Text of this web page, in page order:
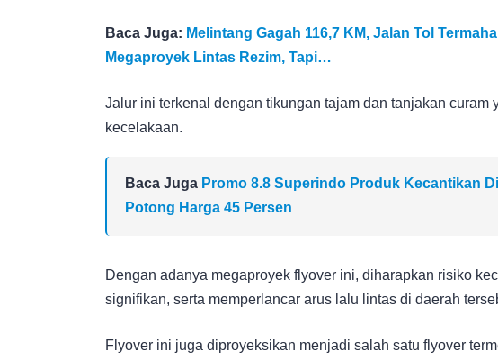
Baca Juga: Melintang Gagah 116,7 KM, Jalan Tol
Megaproyek Lintas Rezim, Tapi…
Jalur ini terkenal dengan tikungan tajam dan tanjakan curam
kecelakaan.
Baca Juga Promo 8.8 Superindo Produk Kecantikan
Potong Harga 45 Persen
Dengan adanya megaproyek flyover ini, diharapkan risiko
signifikan, serta memperlancar arus lalu lintas di daerah
Flyover ini juga diproyeksikan menjadi salah satu flyover